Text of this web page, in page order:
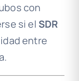
con
si el SDR
entre